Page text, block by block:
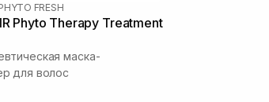
FRESH
Phyto Therapy Treatment
маска-
для волос